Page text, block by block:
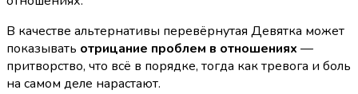
В качестве альтернативы перевёрнутая Девятка может
показывать отрицание проблем в отношениях —
притворство, что всё в порядке, тогда как тревога и боль
на самом деле нарастают.